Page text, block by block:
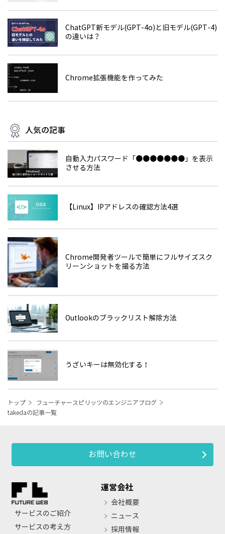
ChatGPT新モデル(GPT-4o)と旧モデル(GPT-4)
の違いは？
Chrome拡張機能を作ってみた
人気の記事
自動入力パスワード「●●●●●●●」を表示
させる方法
【Linux】IPアドレスの確認方法4選
Chrome開発者ツールで簡単にフルサイズスク
リーンショットを撮る方法
Outlookのブラックリスト解除方法
うざいキーは無効化する！
トップ
フューチャースピリッツのエンジニアブログ
takedaの記事一覧
お問い合わせ
サービスのご紹介
サービスの考え方
運営会社
会社概要
ニュース
採用情報